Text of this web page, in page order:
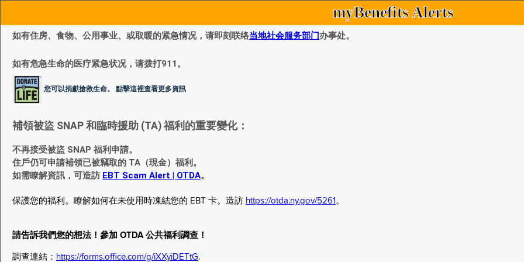
myBenefits Alerts
如有住房、食物、公用事业、或取暖的紧急情况，请即刻联络当地社会服务部门办事处。
如有危急生命的医疗紧急状况，请拨打911。
您可以捐獻搶救生命。 點擊這裡查看更多資訊
補領被盜 SNAP 和臨時援助 (TA) 福利的重要變化：
不再接受被盜 SNAP 福利申請。
住戶仍可申請補領已被竊取的 TA（現金）福利。
如需瞭解資訊，可造訪 EBT Scam Alert | OTDA。
保護您的福利。瞭解如何在未使用時凍結您的 EBT 卡。造訪 https://otda.ny.gov/5261 。
請告訴我們您的想法！參加 OTDA 公共福利調查！
調查連結： https://forms.office.com/g/iXXyiDETtG.